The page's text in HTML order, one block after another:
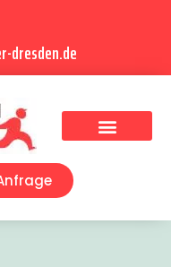
dresden.de